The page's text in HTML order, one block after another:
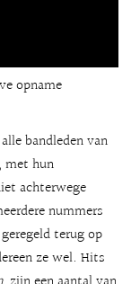
opname
bandleden van
met hun
achterwege
nummers
terug op
ze wel. Hits